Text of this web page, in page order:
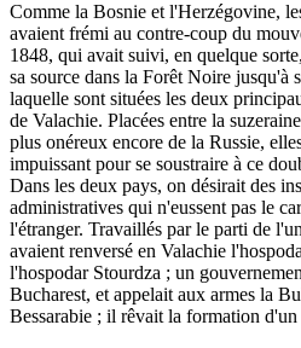
Comme la Bosnie et l'Herzégovine,
avaient frémi au contre-coup du
1848, qui avait suivi, en quelque
sa source dans la Forêt Noire jusqu'à
laquelle sont situées les deux
de Valachie. Placées entre la
plus onéreux encore de la Russie,
impuissant pour se soustraire à ce
Dans les deux pays, on désirait des
administratives qui n'eussent pas le
l'étranger. Travaillés par le parti de
avaient renversé en Valachie
l'hospodar Stourdza ; un
Bucharest, et appelait aux armes la
Bessarabie ; il rêvait la formation